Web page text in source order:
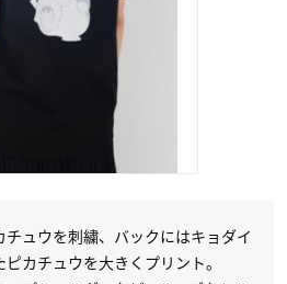
ュウを刺繍、バックにはキョダイ
カチュウを大きくプリント。